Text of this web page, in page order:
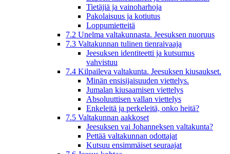
Tietäjiä ja vainoharhoja
Pakolaisuus ja kotiutus
Loppumietteitä
7.2 Unelma valtakunnasta. Jeesuksen nuoruus
7.3 Valtakunnan tulinen tienraivaaja
Jeesuksen identiteetti ja kutsumus
vahvistuu
7.4 Kilpaileva valtakunta. Jeesuksen kiusaukset.
Minän ensisijaisuuden viettelys.
Jumalan kiusaamisen viettelys
Absoluuttisen vallan viettelys
Enkeleitä ja perkeleitä, onko heitä?
7.5 Valtakunnan aakkoset
Jeesuksen vai Johanneksen valtakunta?
Pettää valtakunnan odottajat
Kutsuu ensimmäiset seuraajat